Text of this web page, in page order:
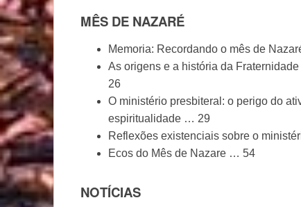
MÊS DE NAZARÉ
Memoria: Recordando o mês de
As origens e a história da
26
O ministério presbiteral: o perigo do
espiritualidade … 29
Reflexões existenciais sobre o
Ecos do Mês de Nazare … 54
NOTÍCIAS